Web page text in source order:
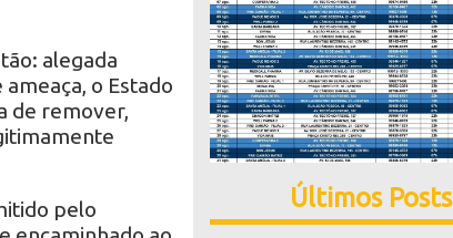
alegada
o Estado
de remover,
pelo
Últimos Posts